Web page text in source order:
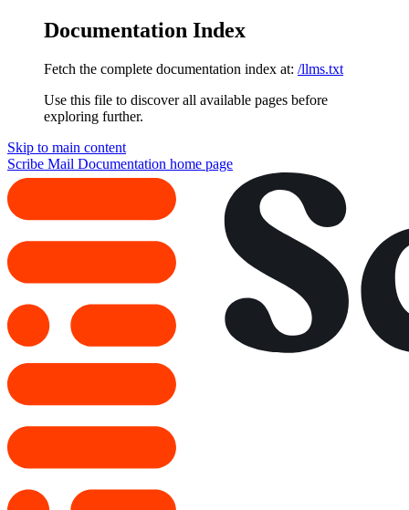
Documentation Index
Fetch the complete documentation index at: /llms.txt
Use this file to discover all available pages before
exploring further.
Skip to main content
Scribe Mail Documentation home page